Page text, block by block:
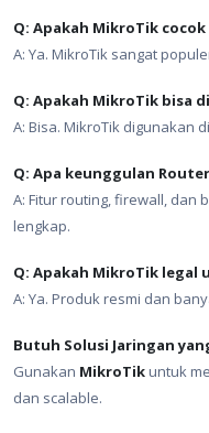
Q: Apakah MikroTik cocok
A: Ya. MikroTik sangat
Q: Apakah MikroTik bisa
A: Bisa. MikroTik digunakan
Q: Apa keunggulan
A: Fitur routing, firewall, dan
lengkap.
Q: Apakah MikroTik
A: Ya. Produk resmi dan
Butuh Solusi Jaringan
Gunakan MikroTikuntuk
dan scalable.